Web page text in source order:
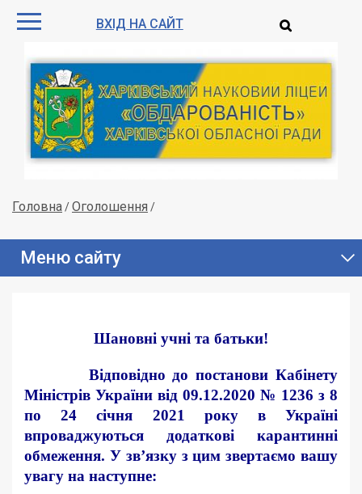
ВХІД НА САЙТ
Головна/Оголошення /
Меню сайту
Шановні учні та батьки!
Відповідно до постанови Кабінету
Міністрів України від 09.12.2020 № 1236 з 8
по 24 січня 2021 року в Україні
впроваджуються додаткові карантинні
обмеження. У зв’язку з цим звертаємо вашу
увагу на наступне: